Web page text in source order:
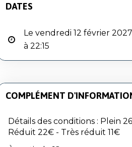
DATES
Le vendredi 12 février
à 22:15
COMPLÉMENT
Détails des conditions : Plein
Réduit 22€ - Très réduit 11€